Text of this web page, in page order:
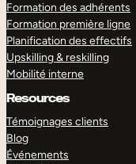
Formation des adhérents
Formation première ligne
Planification des effectifs
Upskilling & reskilling
Mobilité interne
Resources
Témoignages clients
Blog
Événements